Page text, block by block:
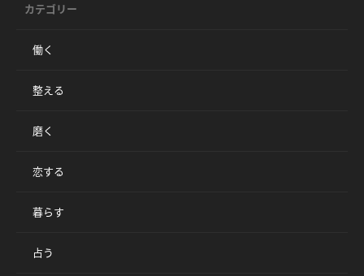
カテゴリー
働く
整える
磨く
恋する
暮らす
占う